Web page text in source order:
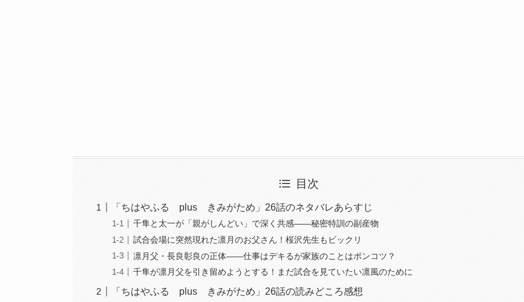
目次
「ちはやふる plus きみがため」26話のネタバレあらすじ
千隼と太一が「親がしんどい」で深く共感——秘密特訓の副産物
試合会場に突然現れた凛月のお父さん！桜沢先生もビックリ
凛月父・長良彰良の正体——仕事はデキるが家族のことはポンコツ？
千隼が凛月父を引き留めようとする！まだ試合を見ていたい凛風のために
「ちはやふる plus きみがため」26話の読みどころ感想